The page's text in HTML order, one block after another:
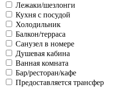
Лежаки/шезлонги
Кухня с посудой
Холодильник
Балкон/терраса
Санузел в номере
Душевая кабина
Ванная комната
Бар/ресторан/кафе
Предоставляется трансфер